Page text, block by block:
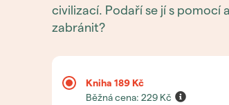
civilizací. Podaří se jí s pomocí
zabránit?
Kniha 189 Kč
Běžná cena: 229Kč